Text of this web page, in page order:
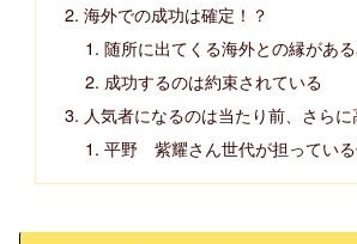
海外での成功は確定！？
随所に出てくる海外との縁があ
成功するのは約束されている
人気者になるのは当たり前、さらに
平野 紫耀さん世代が担ってい